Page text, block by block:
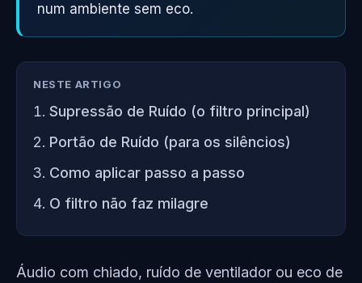
num ambiente sem eco.
NESTE ARTIGO
Supressão de Ruído (o filtro principal)
Portão de Ruído (para os silêncios)
Como aplicar passo a passo
O filtro não faz milagre
Áudio com chiado, ruído de ventilador ou eco de